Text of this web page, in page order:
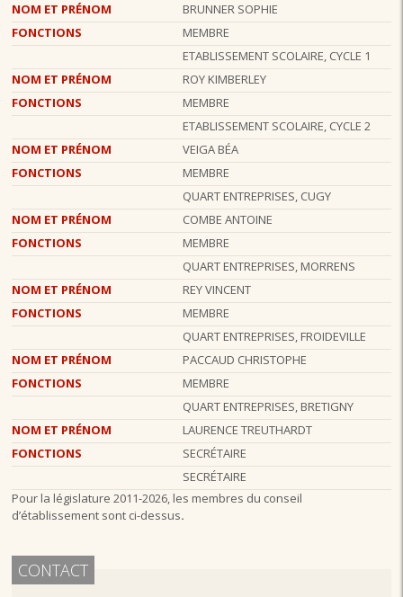
NOM ET PRÉNOM
BRUNNER SOPHIE
FONCTIONS
MEMBRE
ETABLISSEMENT SCOLAIRE, CYCLE 1
NOM ET PRÉNOM
ROY KIMBERLEY
FONCTIONS
MEMBRE
ETABLISSEMENT SCOLAIRE, CYCLE 2
NOM ET PRÉNOM
VEIGA BÉA
FONCTIONS
MEMBRE
QUART ENTREPRISES, CUGY
NOM ET PRÉNOM
COMBE ANTOINE
FONCTIONS
MEMBRE
QUART ENTREPRISES, MORRENS
NOM ET PRÉNOM
REY VINCENT
FONCTIONS
MEMBRE
QUART ENTREPRISES, FROIDEVILLE
NOM ET PRÉNOM
PACCAUD CHRISTOPHE
FONCTIONS
MEMBRE
QUART ENTREPRISES, BRETIGNY
NOM ET PRÉNOM
LAURENCE TREUTHARDT
FONCTIONS
SECRÉTAIRE
SECRÉTAIRE
Pour la législature 2011-2026, les membres du conseil
d’établissement sont ci-dessus.
CONTACT